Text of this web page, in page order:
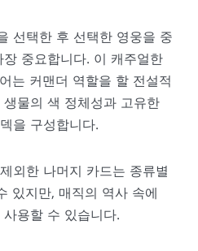
선택한 후 선택한 영웅을 중
중요합니다. 이 캐주얼한
는 커맨더 역할을 할 전설적
물의 색 정체성과 고유한
을 구성합니다.
외한 나머지 카드는 종류별
있지만, 매직의 역사 속에
용할 수 있습니다.